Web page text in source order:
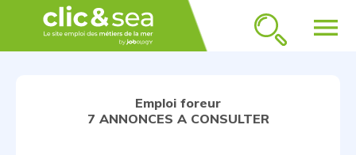
menu
Emploi foreur
7 ANNONCES A CONSULTER